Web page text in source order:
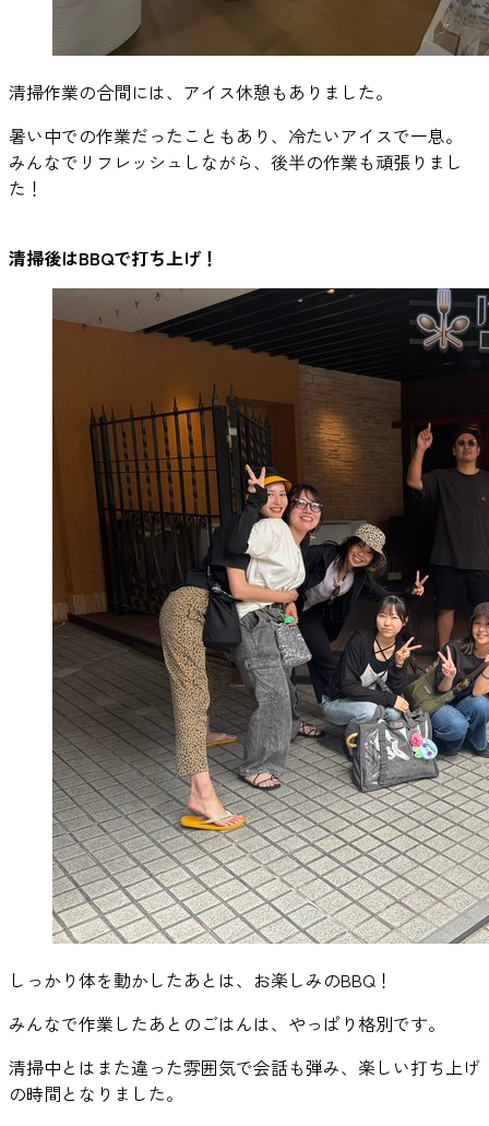
清掃作業の合間には、アイス休憩もありました。
暑い中での作業だったこともあり、冷たいアイスで一息。
みんなでリフレッシュしながら、後半の作業も頑張りまし
た！
清掃後はBBQで打ち上げ！
しっかり体を動かしたあとは、お楽しみのBBQ！
みんなで作業したあとのごはんは、やっぱり格別です。
清掃中とはまた違った雰囲気で会話も弾み、楽しい打ち上げ
の時間となりました。